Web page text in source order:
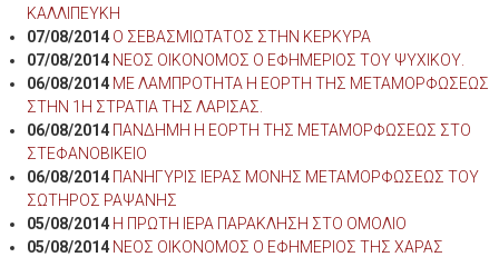
ΚΑΛΛΙΠΕΥΚΗ
07/08/2014 Ο ΣΕΒΑΣΜΙΩΤΑΤΟΣ ΣΤΗΝ ΚΕΡΚΥΡΑ
07/08/2014 ΝΕΟΣ ΟΙΚΟΝΟΜΟΣ Ο ΕΦΗΜΕΡΙΟΣ ΤΟΥ ΨΥΧΙΚΟΥ.
06/08/2014 ΜΕ ΛΑΜΠΡΟΤΗΤΑ Η ΕΟΡΤΗ ΤΗΣ ΜΕΤΑΜΟΡΦΩΣΕΩΣ
ΣΤΗΝ 1Η ΣΤΡΑΤΙΑ ΤΗΣ ΛΑΡΙΣΑΣ.
06/08/2014 ΠΑΝΔΗΜΗ Η ΕΟΡΤΗ ΤΗΣ ΜΕΤΑΜΟΡΦΩΣΕΩΣ ΣΤΟ
ΣΤΕΦΑΝΟΒΙΚΕΙΟ
06/08/2014 ΠΑΝΗΓΥΡΙΣ ΙΕΡΑΣ ΜΟΝΗΣ ΜΕΤΑΜΟΡΦΩΣΕΩΣ ΤΟΥ
ΣΩΤΗΡΟΣ ΡΑΨΑΝΗΣ
05/08/2014 Η ΠΡΩΤΗ ΙΕΡΑ ΠΑΡΑΚΛΗΣΗ ΣΤΟ ΟΜΟΛΙΟ
05/08/2014 ΝΕΟΣ ΟΙΚΟΝΟΜΟΣ Ο ΕΦΗΜΕΡΙΟΣ ΤΗΣ ΧΑΡΑΣ